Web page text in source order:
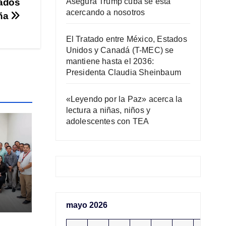
acercando a nosotros
El Tratado entre México, Estados
Unidos y Canadá (T-MEC) se
mantiene hasta el 2036:
Presidenta Claudia Sheinbaum
«Leyendo por la Paz» acerca la
lectura a niñas, niños y
adolescentes con TEA
mayo 2026